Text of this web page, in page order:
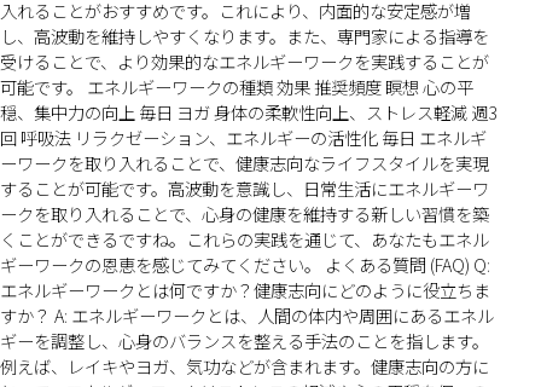
入れることがおすすめです。これにより、内面的な安定感が増
し、高波動を維持しやすくなります。また、専門家による指導を
受けることで、より効果的なエネルギーワークを実践することが
可能です。 エネルギーワークの種類 効果 推奨頻度 瞑想 心の平
穏、集中力の向上 毎日 ヨガ 身体の柔軟性向上、ストレス軽減 週3
回 呼吸法 リラクゼーション、エネルギーの活性化 毎日 エネルギ
ーワークを取り入れることで、健康志向なライフスタイルを実現
することが可能です。高波動を意識し、日常生活にエネルギーワ
ークを取り入れることで、心身の健康を維持する新しい習慣を築
くことができるですね。これらの実践を通じて、あなたもエネル
ギーワークの恩恵を感じてみてください。 よくある質問 (FAQ) Q:
エネルギーワークとは何ですか？健康志向にどのように役立ちま
すか？ A: エネルギーワークとは、人間の体内や周囲にあるエネル
ギーを調整し、心身のバランスを整える手法のことを指します。
例えば、レイキやヨガ、気功などが含まれます。健康志向の方に